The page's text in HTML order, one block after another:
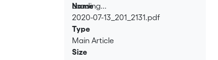
Loading...
Loading...
Name
2020-07-13_201_2131.pdf
Type
Main Article
Size